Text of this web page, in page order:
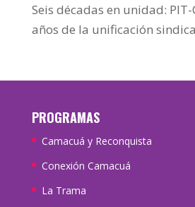
Seis décadas en unidad:
años de la unificación
PROGRAMAS
Camacuá y Reconquista
Conexión Camacuá
La Trama